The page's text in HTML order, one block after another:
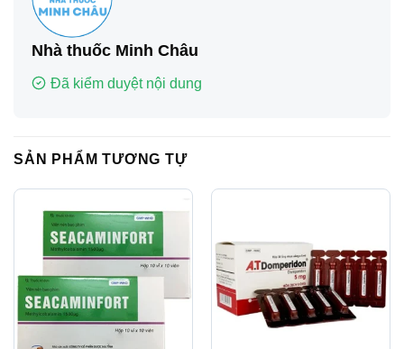
Nhà thuốc Minh Châu
Đã kiểm duyệt nội dung
SẢN PHẨM TƯƠNG TỰ